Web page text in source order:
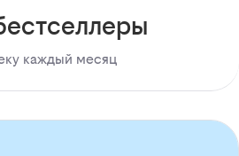
каждый месяц